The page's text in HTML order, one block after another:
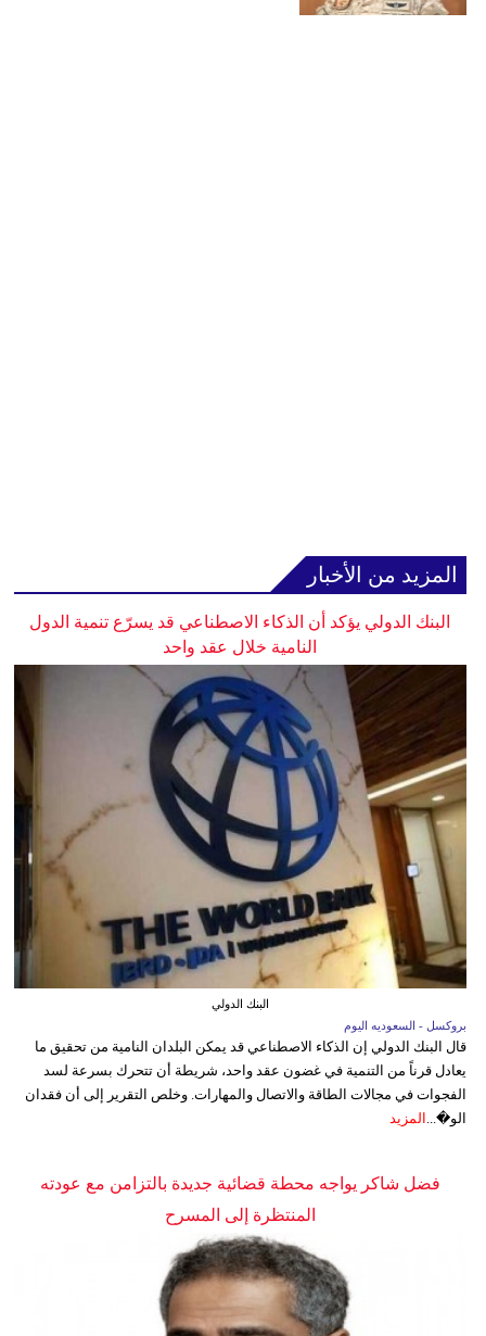
المزيد من الأخبار
البنك الدولي يؤكد أن الذكاء الاصطناعي قد يسرّع تنمية الدول
النامية خلال عقد واحد
البنك الدولي
بروكسل - السعوديه اليوم
قال البنك الدولي إن الذكاء الاصطناعي قد يمكن البلدان النامية من تحقيق ما
يعادل قرناً من التنمية في غضون عقد واحد، شريطة أن تتحرك بسرعة لسد
الفجوات في مجالات الطاقة والاتصال والمهارات. وخلص التقرير إلى أن فقدان
الو�...
المزيد
فضل شاكر يواجه محطة قضائية جديدة بالتزامن مع عودته
المنتظرة إلى المسرح